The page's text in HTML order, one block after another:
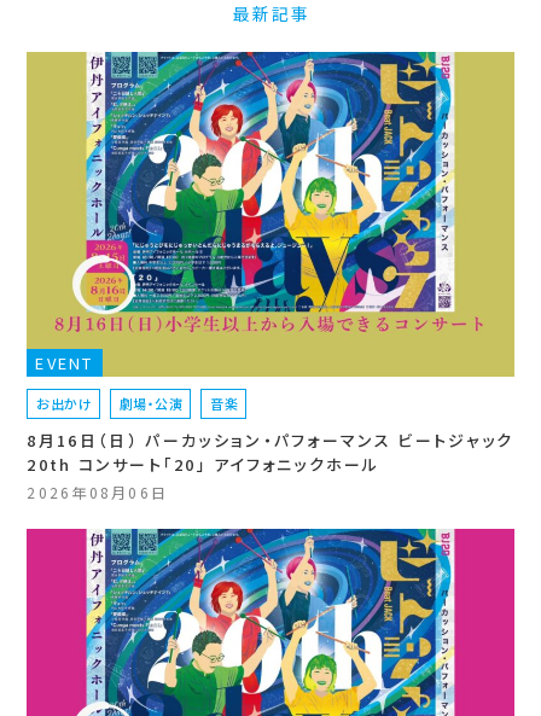
最新記事
EVENT
お出かけ 劇場・公演 音楽
8月16日（日） パーカッション・パフォーマンス ビートジャック
20th コンサート「20」 アイフォニックホール
2026年08月06日